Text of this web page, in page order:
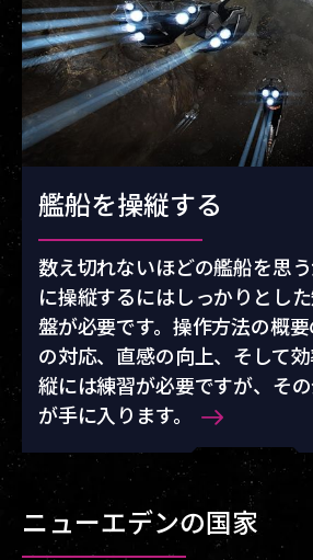
艦船を操縦する
数え切れないほどの艦船を思
に操縦するにはしっかりとし
盤が必要です。操作方法の概
の対応、直感の向上、そして
縦には練習が必要ですが、そ
が手に入ります。
ニューエデンの国家